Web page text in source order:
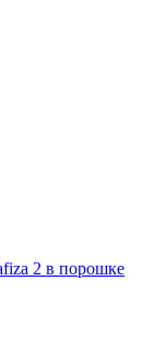
2 в порошке